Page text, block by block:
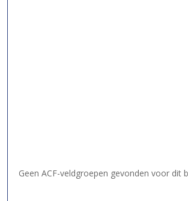
Geen ACF-veldgroepen gevonden voor dit